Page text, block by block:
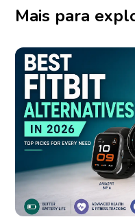
Mais para